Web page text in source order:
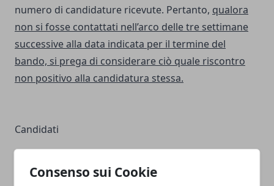
Consenso sui Cookie
numero di candidature ricevute. Pertanto, qualora
non si fosse contattati nell’arco delle tre settimane
successive alla data indicata per il termine del
bando, si prega di considerare ciò quale riscontro
non positivo alla candidatura stessa.
Candidati